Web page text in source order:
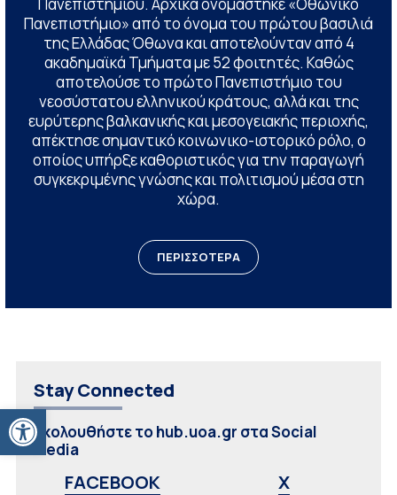
Ανοίξτε τη γραμμή εργαλείων
Πανεπιστημίου. Αρχικά ονομάστηκε «Οθωνικό
Πανεπιστήμιο» από το όνομα του πρώτου βασιλιά
της Ελλάδας Όθωνα και αποτελούνταν από 4
ακαδημαϊκά Τμήματα με 52 φοιτητές. Καθώς
αποτελούσε το πρώτο Πανεπιστήμιο του
νεοσύστατου ελληνικού κράτους, αλλά και της
ευρύτερης βαλκανικής και μεσογειακής περιοχής,
απέκτησε σημαντικό κοινωνικο-ιστορικό ρόλο, ο
οποίος υπήρξε καθοριστικός για την παραγωγή
συγκεκριμένης γνώσης και πολιτισμού μέσα στη
χώρα.
ΠΕΡΙΣΣΟΤΕΡΑ
Stay Connected
Ακολουθήστε το hub.uoa.gr στα Social
Media
FACEBOOK
X